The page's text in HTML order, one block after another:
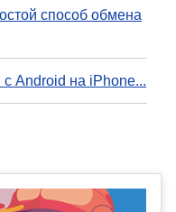
способ обмена
с Android на iPhone...